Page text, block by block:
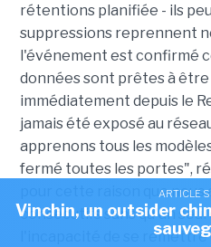
rétentions planifiée - ils
suppressions reprennent
l'événement est confirmé
données sont prêtes à
immédiatement depuis le
jamais été exposé au
apprenons tous les
fermé toutes les portes",
pour cette raison que nous
consécutifs sans qu'un
l'incapacité de se remettre
ARTICLE
Vinchin, un outsider